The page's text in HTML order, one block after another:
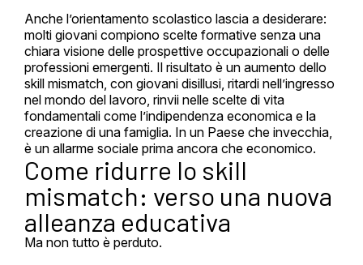
Anche l’orientamento scolastico lascia a desiderare:
molti giovani compiono scelte formative senza una
chiara visione delle prospettive occupazionali o delle
professioni emergenti. Il risultato è un aumento dello
skill mismatch, con giovani disillusi, ritardi nell’ingresso
nel mondo del lavoro, rinvii nelle scelte di vita
fondamentali come l’indipendenza economica e la
creazione di una famiglia. In un Paese che invecchia,
è un allarme sociale prima ancora che economico.
Come ridurre lo skill
mismatch: verso una nuova
alleanza educativa
Ma non tutto è perduto.